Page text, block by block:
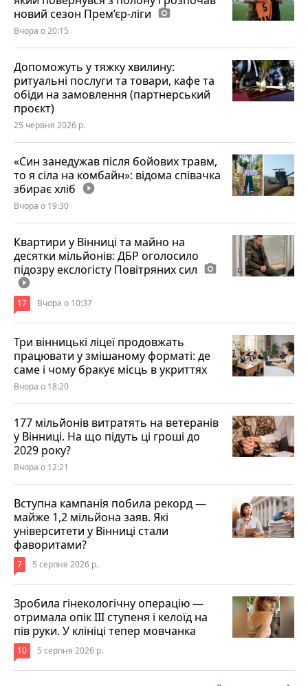
новий сезон Прем’єр-ліги photo_camera
Вчора о 20:15
Допоможуть у тяжку хвилину:
ритуальні послуги та товари, кафе та
обіди на замовлення (партнерський
проєкт)
25 червня 2026 р.
«Син занедужав після бойових травм,
то я сіла на комбайн»: відома співачка
збирає хліб play_circle_filled
Вчора о 19:30
Квартири у Вінниці та майно на
десятки мільйонів: ДБР оголосило
підозру екслогісту Повітряних сил photo_camera
play_circle_filled
17 Вчора о 10:37
Три вінницькі ліцеї продовжать
працювати у змішаному форматі: де
саме і чому бракує місць в укриттях
Вчора о 18:20
177 мільйонів витратять на ветеранів
у Вінниці. На що підуть ці гроші до
2029 року?
Вчора о 12:21
Вступна кампанія побила рекорд —
майже 1,2 мільйона заяв. Які
університети у Вінниці стали
фаворитами?
7 5 серпня 2026 р.
Зробила гінекологічну операцію —
отримала опік ІІІ ступеня і келоїд на
пів руки. У клініці тепер мовчанка
10 5 серпня 2026 р.